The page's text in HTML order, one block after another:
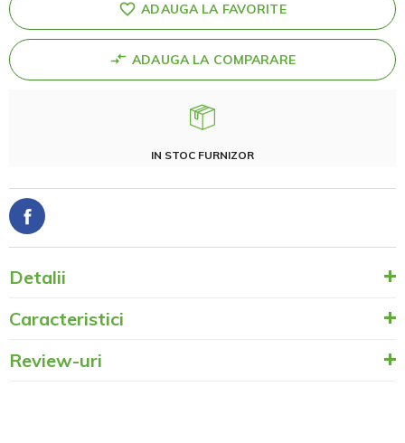
ADAUGA LA FAVORITE
ADAUGA LA COMPARARE
IN STOC FURNIZOR
Detalii
Caracteristici
Review-uri